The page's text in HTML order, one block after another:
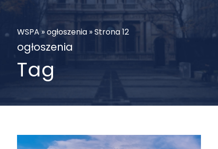
WSPA »ogłoszenia »Strona 12
ogłoszenia
Tag